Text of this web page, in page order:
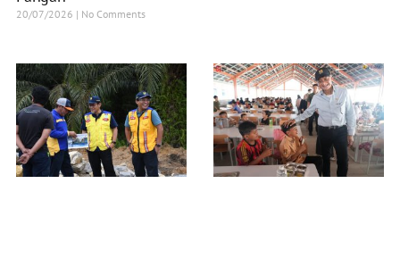
20/07/2026 No Comments